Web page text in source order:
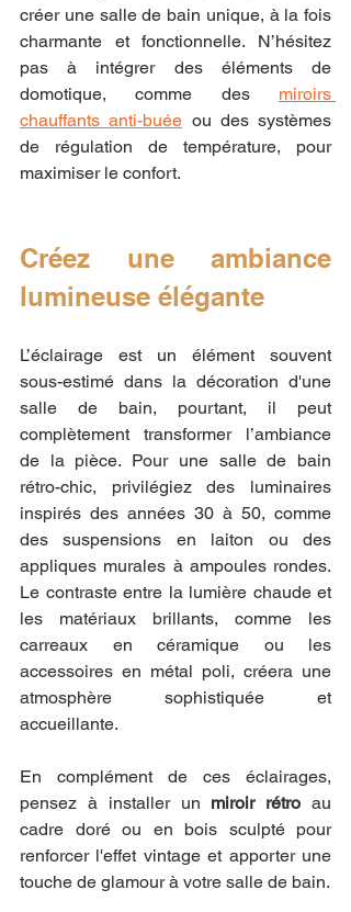
créer une salle de bain unique, à la fois
charmante et fonctionnelle. N’hésitez
pas à intégrer des éléments de
domotique, comme des miroirs
chauffants anti-buée ou des systèmes
de régulation de température, pour
maximiser le confort.
Créez une ambiance
lumineuse élégante
L’éclairage est un élément souvent
sous-estimé dans la décoration d'une
salle de bain, pourtant, il peut
complètement transformer l’ambiance
de la pièce. Pour une salle de bain
rétro-chic, privilégiez des luminaires
inspirés des années 30 à 50, comme
des suspensions en laiton ou des
appliques murales à ampoules rondes.
Le contraste entre la lumière chaude et
les matériaux brillants, comme les
carreaux en céramique ou les
accessoires en métal poli, créera une
atmosphère sophistiquée et
accueillante.
En complément de ces éclairages,
pensez à installer un miroir rétro au
cadre doré ou en bois sculpté pour
renforcer l'effet vintage et apporter une
touche de glamour à votre salle de bain.